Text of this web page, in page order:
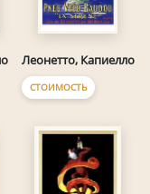
Леонетто, Капиелло
СТОИМОСТЬ